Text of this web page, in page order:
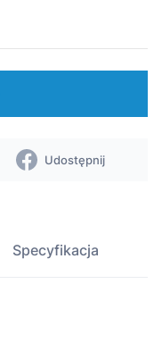
Udostępnij
Specyfikacja